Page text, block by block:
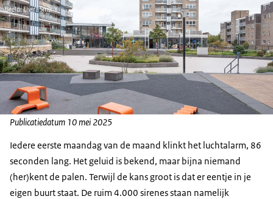
Beeld: Elvira Smit
Publicatiedatum 10 mei 2025
Iedere eerste maandag van de maand klinkt het luchtalarm, 86
seconden lang. Het geluid is bekend, maar bijna niemand
(her)kent de palen. Terwijl de kans groot is dat er eentje in je
eigen buurt staat. De ruim 4.000 sirenes staan namelijk